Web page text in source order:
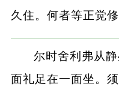
久住。何者等正觉
尔时舍利弗从
面礼足在一面坐。